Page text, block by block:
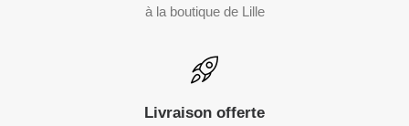
à la boutique de Lille
Livraison offerte